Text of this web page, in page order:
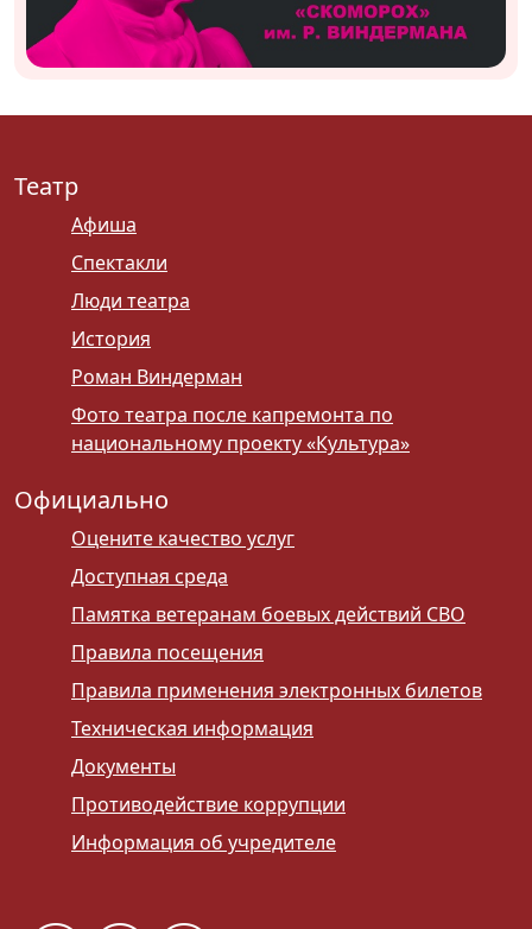
Театр
Афиша
Спектакли
Люди театра
История
Роман Виндерман
Фото театра после капремонта по
национальному проекту «Культура»
Официально
Оцените качество услуг
Доступная среда
Памятка ветеранам боевых действий СВО
Правила посещения
Правила применения электронных билетов
Техническая информация
Документы
Противодействие коррупции
Информация об учредителе